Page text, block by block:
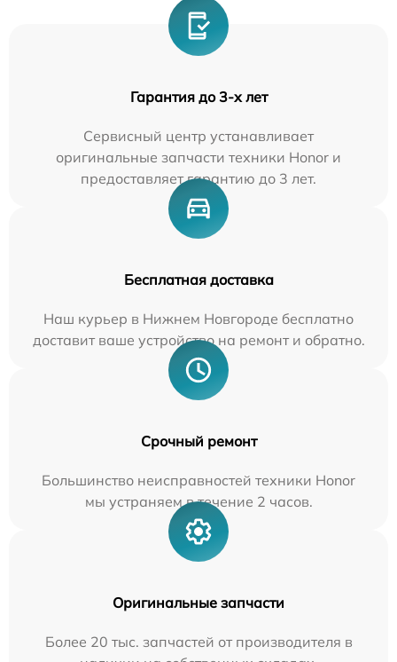
Гарантия до 3-х лет
Сервисный центр устанавливает
оригинальные запчасти техники Honor и
предоставляет гарантию до 3 лет.
Бесплатная доставка
Наш курьер в Нижнем Новгороде бесплатно
доставит ваше устройство на ремонт и обратно.
Срочный ремонт
Большинство неисправностей техники Honor
мы устраняем в течение 2 часов.
Оригинальные запчасти
Более 20 тыс. запчастей от производителя в